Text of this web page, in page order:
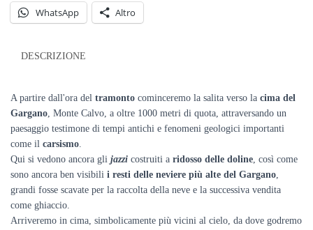
con
la
quantità
WhatsApp Altro
DESCRIZIONE
A partire dall'ora del tramonto cominceremo la salita verso la cima del
Gargano, Monte Calvo, a oltre 1000 metri di quota, attraversando un
paesaggio testimone di tempi antichi e fenomeni geologici importanti
come il carsismo.
Qui si vedono ancora gli jazzi costruiti a ridosso delle doline, così come
sono ancora ben visibili i resti delle neviere più alte del Gargano,
grandi fosse scavate per la raccolta della neve e la successiva vendita
come ghiaccio.
Arriveremo in cima, simbolicamente più vicini al cielo, da dove godremo